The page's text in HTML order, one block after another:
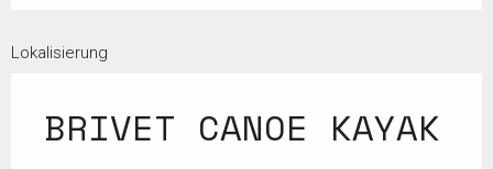
Lokalisierung
BRIVET CANOE KAYAK